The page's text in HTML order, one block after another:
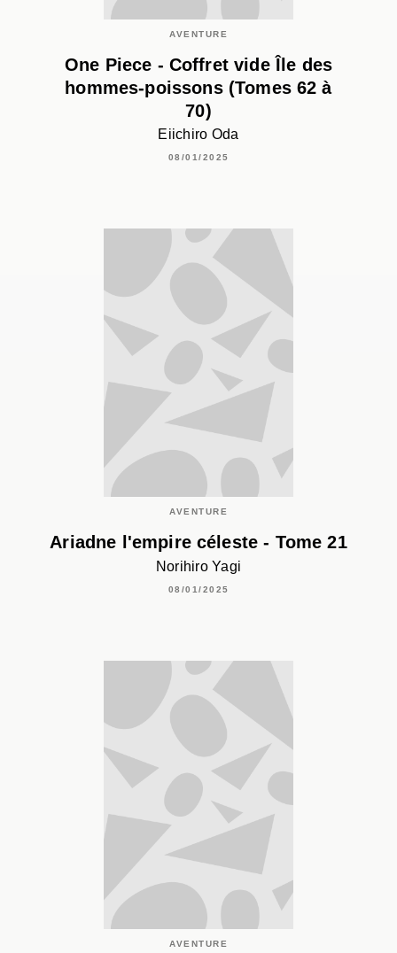
AVENTURE
One Piece - Coffret vide Île des
hommes-poissons (Tomes 62 à
70)
Eiichiro Oda
08/01/2025
AVENTURE
Ariadne l'empire céleste - Tome 21
Norihiro Yagi
08/01/2025
AVENTURE